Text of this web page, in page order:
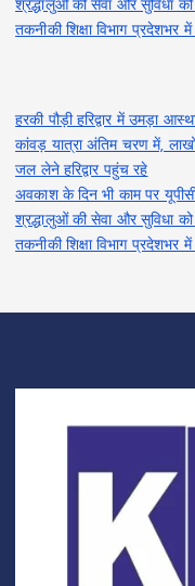
श्रद्धालुओं की सेवा और सुविधा को
तकनीकी शिक्षा विभाग प्रदेशभर
हरकी पौड़ी हरिद्वार में उमड़ा
कांवड़ यात्रा अंतिम चरण में,
जल लेने हरिद्वार पहुंच रहे
अवकाश के दिन भी काम पर
श्रद्धालुओं की सेवा और सुविधा को
तकनीकी शिक्षा विभाग प्रदेशभर